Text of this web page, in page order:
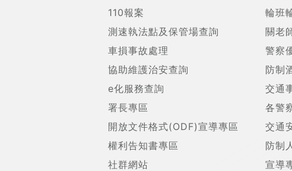
110報案
測速執法點及保管場查詢
車損事故處理
協助維護治安查詢
e化服務查詢
署長專區
開放文件格式(ODF)宣導專區
權利告知書專區
社群網站
輪班
關老
警察
防制
交通
各警
交通
防制
宣導